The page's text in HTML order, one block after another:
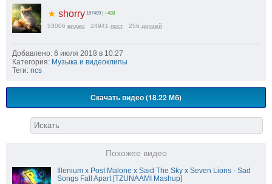
★ shorry 167409 +438
53006 видео 24941 пост 256 друзей
Добавлено: 6 июля 2018 в 10:27
Категория: Музыка и видеоклипы
Теги: ncs
Скачать видео (18.22 Мб)
Похожее видео
Illenium x Post Malone x Said The Sky x Seven Lions - Sad
Songs Fall Apart [TZUNAAMI Mashup]